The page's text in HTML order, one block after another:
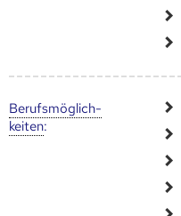
Berufs­möglich­
keiten: